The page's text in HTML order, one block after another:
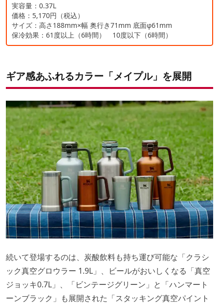
実容量：0.37L
価格：5,170円（税込）
サイズ：高さ188mm×幅 奥行き71mm 底面φ61mm
保冷効果：61度以上（6時間） 10度以下（6時間）
ギア感あふれるカラー「メイプル」を展開
続いて登場するのは、炭酸飲料も持ち運び可能な「クラシ
ック真空グロウラー 1.9L」、ビールがおいしくなる「真空
ジョッキ0.7L」、「ビンテージグリーン」と「ハンマート
ーンブラック」も展開された「スタッキング真空パイント